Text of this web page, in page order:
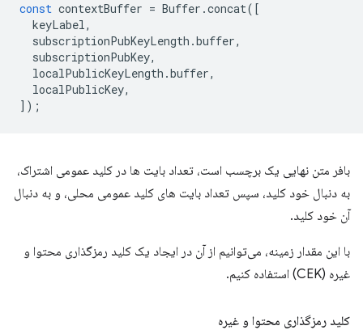
const contextBuffer = Buffer .concat([
keyLabel,
subscriptionPubKeyLength .buffer,
subscriptionPubKey,
localPublicKeyLength .buffer,
localPublicKey,
]);
بافر متن نهایی یک برچسب است، تعداد بایت ها در کلید عمومی اشتراک،
به دنبال خود کلید، سپس تعداد بایت های کلید عمومی محلی، و به دنبال
آن خود کلید.
با این مقدار زمینه، می‌توانیم از آن در ایجاد یک کلید رمزگذاری محتوا و
غیره (CEK) استفاده کنیم.
کلید رمزگذاری محتوا و غیره